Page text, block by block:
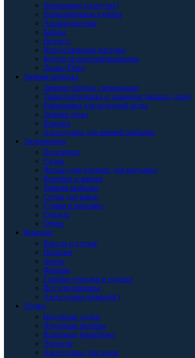
Прикормки (сыпучие)
Прикормочные кубики
Ароматизаторы
Бойлы
Пеллетс
Искусственные насадки
Кукуруза консервированная
Дипы (Dips)
Зимняя рыбалка
Зимние блёсны / мормышки
Транспортировка и хранение (ящики, сани)
Прикормка для холодной воды
Зимняя леска
Крючки
Аксессуары для зимней рыбалки
Экипировка
Подсачеки
Садки
Чехлы (для удилищ, для катушек)
Коробки и ящики
Зимняя рыбалка
Сетки для раков
Сумки и рюкзаки
Одежда
Обувь
Кемпинг
Кресла и стулья
Палатки
Зонты
Фонари
Газовые горелки и плитки
Всё для пикника
Аксессуары (кемпинг)
Лодки
Надувные лодки
Лодочные моторы
Карповые кораблики
Эхолоты
Аксессуары для лодок